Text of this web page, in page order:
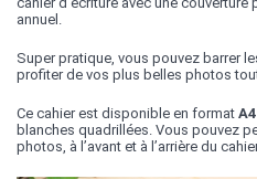
annuel.
Super pratique, vous pouvez barrer
profiter de vos plus belles photos
Ce cahier est disponible en format
blanches quadrillées. Vous pouvez
photos, à l’avant et à l’arrière du